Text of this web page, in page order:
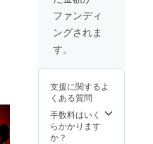
デオレ
ファイ
ンバー
ビデオ
レター
ろしく
致しま
ディン
グ時の
秘蔵映
像（約
30分）
●プロ
クリア
ル ●メ
御礼の
ビデオ
レター
場での
ドリン
ク代等
は別途
なりま
す。ご
了承く
ださ
ファンディ
ングされま
す。
支援に関するよ
くある質問
手数料はいく
らかかります
か？